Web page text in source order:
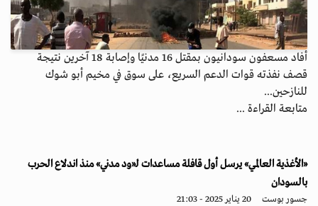
أفاد مسعفون سودانيون بمقتل 16 مدنيًا وإصابة 18 آخرين نتيجة
قصف نفذته قوات الدعم السريع، على سوق في مخيم أبو شوك
للنازحين...
متابعة القراءة ...
«الأغذية العالمي» يرسل أول قافلة مساعدات لـ«ود مدني» منذ اندلاع الحرب
بالسودان
جسور بوست 20 يناير 2025 - 21:03